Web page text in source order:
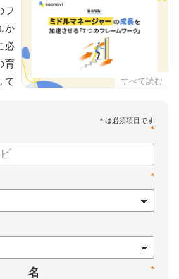
すべて読む
フ
か
必
育
て
は？
ームワーク
の人事課題
*
*
*
名